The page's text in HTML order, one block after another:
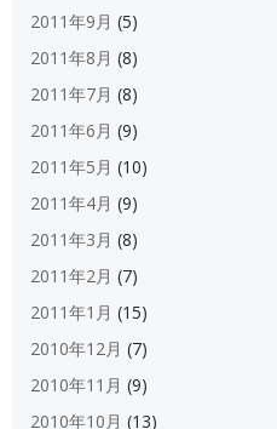
2011年9月 (5)
2011年8月 (8)
2011年7月 (8)
2011年6月 (9)
2011年5月 (10)
2011年4月 (9)
2011年3月 (8)
2011年2月 (7)
2011年1月 (15)
2010年12月 (7)
2010年11月 (9)
2010年10月 (13)